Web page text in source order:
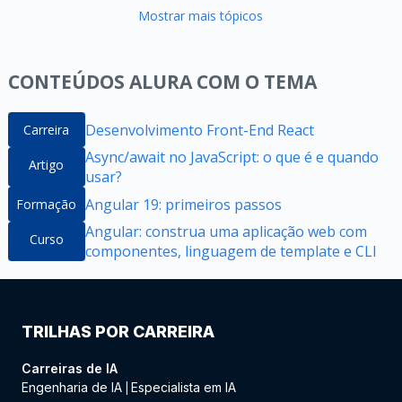
Mostrar mais tópicos
CONTEÚDOS ALURA COM O TEMA
Carreira Desenvolvimento Front-End React
Artigo
Async/await no JavaScript: o que é e quando
usar?
Formação Angular 19: primeiros passos
Curso
Angular: construa uma aplicação web com
componentes, linguagem de template e CLI
TRILHAS POR CARREIRA
Carreiras de IA
Engenharia de IA Especialista em IA